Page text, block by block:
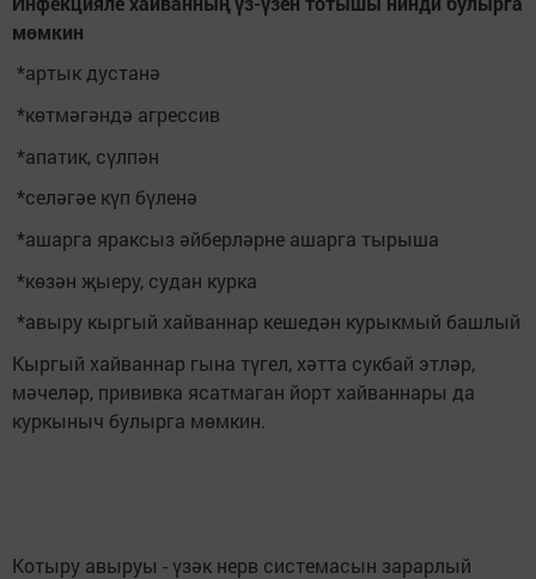
мөмкин
*артык дустанә
*көтмәгәндә агрессив
*апатик, сүлпән
*селәгәе күп бүленә
*ашарга яраксыз әйберләрне ашарга тырыша
*көзән җыеру, судан курка
*авыру кыргый хайваннар кешедән курыкмый башлый
Кыргый хайваннар гына түгел, хәтта сукбай этләр,
мәчеләр, прививка ясатмаган йорт хайваннары да
куркыныч булырга мөмкин.
Котыру авыруы - үзәк нерв системасын зарарлый